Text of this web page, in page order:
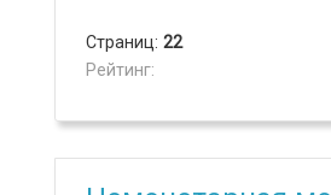
Страниц: 22
Рейтинг: